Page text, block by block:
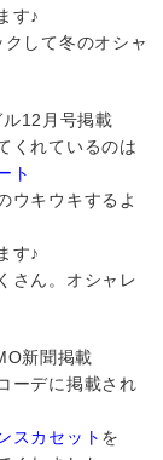
す♪
して冬のオシャ
12月号掲載
くれているのは
ト
ウキウキするよ
す♪
さん。オシャレ
新聞掲載
ーデに掲載され
スカセット を